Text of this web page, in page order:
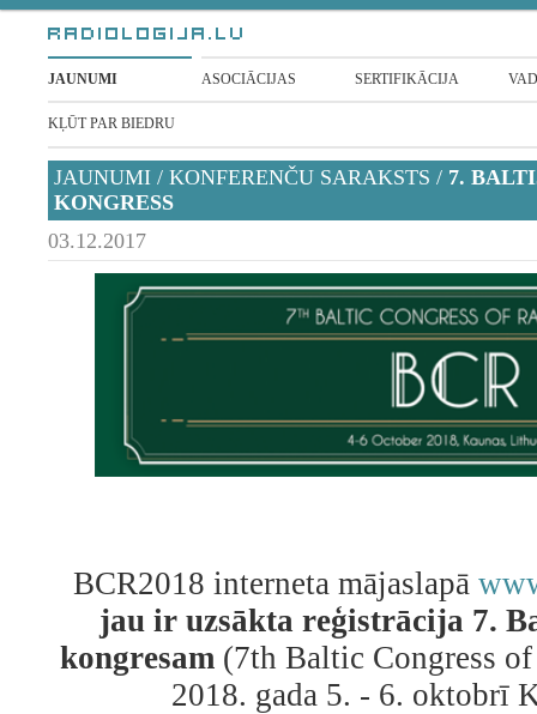
JAUNUMI ASOCIĀCIJAS SERTIFIKĀCIJA
KĻŪT PAR BIEDRU
JAUNUMI / KONFERENČU SARAKSTS / 7.
KONGRESS
03.12.2017
BCR2018 interneta mājaslapā
jau ir uzsākta reģistrācija 7.
kongresam(7th Baltic Congress
2018. gada 5. - 6. oktobrī